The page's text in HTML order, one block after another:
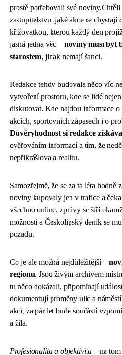
prostě potřebovali své noviny.Chtěli
zastupitelstvu, jaké akce se chystají
křižovatkou, kterou každý den
jasná jedna věc – noviny musí být
starostem, jinak nemají šanci.
Redakce tehdy budovala něco víc
vytvoření prostoru, kde se lidé
diskutovat. Kde najdou informace
akcích, sportovních zápasech i o
Důvěryhodnost si redakce
ověřováním informací a tím, že
nepřikrášlovala realitu.
Samozřejmě, že se za ta léta hodně
noviny kupovaly jen v trafice a
všechno online, zprávy se šíří
možnosti a Českolipský deník se
pozadu.
Co je ale možná nejdůležitější –
regionu. Jsou živým archivem
tu něco dokázali, připomínají
dokumentují proměny ulic a
akci, za pár let bude součástí
a žila.
Profesionalita a objektivita – na